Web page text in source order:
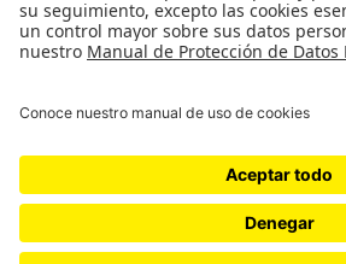
Reconocimiento como Universidad: Decreto 1297 del 30 de mayo de 1964.